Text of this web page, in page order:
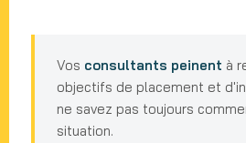
Vos consultants peinent à
objectifs de placement et
ne savez pas toujours
situation.